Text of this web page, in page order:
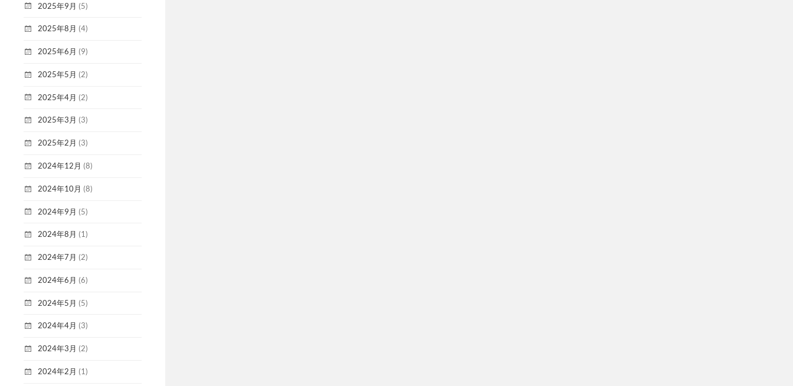
2025年9月 (5)
2025年8月 (4)
2025年6月 (9)
2025年5月 (2)
2025年4月 (2)
2025年3月 (3)
2025年2月 (3)
2024年12月 (8)
2024年10月 (8)
2024年9月 (5)
2024年8月 (1)
2024年7月 (2)
2024年6月 (6)
2024年5月 (5)
2024年4月 (3)
2024年3月 (2)
2024年2月 (1)